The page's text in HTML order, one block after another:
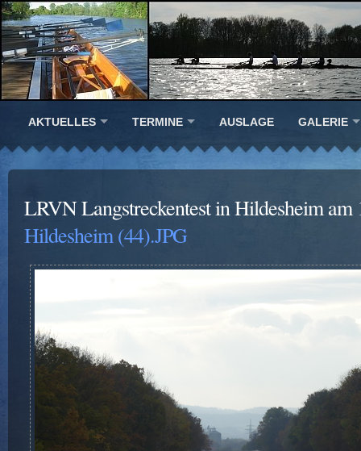
AKTUELLES TERMINE AUSLAGE GALERIE
LRVN Langstreckentest in Hildesheim am
Hildesheim (44).JPG